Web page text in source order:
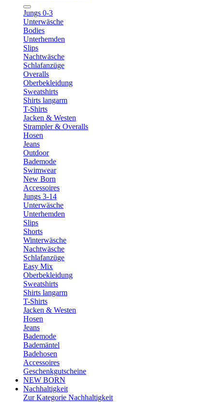
Jungs 0-3
Unterwäsche
Bodies
Unterhemden
Slips
Nachtwäsche
Schlafanzüge
Overalls
Oberbekleidung
Sweatshirts
Shirts langarm
T-Shirts
Jacken & Westen
Strampler & Overalls
Hosen
Jeans
Outdoor
Bademode
Swimwear
New Born
Accessoires
Jungs 3-14
Unterwäsche
Unterhemden
Slips
Shorts
Winterwäsche
Nachtwäsche
Schlafanzüge
Easy Mix
Oberbekleidung
Sweatshirts
Shirts langarm
T-Shirts
Jacken & Westen
Hosen
Jeans
Bademode
Bademäntel
Badehosen
Accessoires
Geschenkgutscheine
NEW BORN
Nachhaltigkeit
Zur Kategorie Nachhaltigkeit